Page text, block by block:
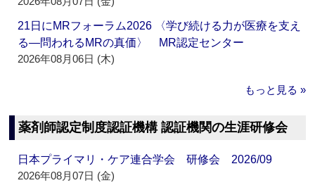
21日にMRフォーラム2026 〈学び続ける力が医療を支え
る―問われるMRの真価〉 MR認定センター
2026年08月06日 (木)
もっと見る »
薬剤師認定制度認証機構 認証機関の生涯研修会
日本プライマリ・ケア連合学会 研修会 2026/09
2026年08月07日 (金)